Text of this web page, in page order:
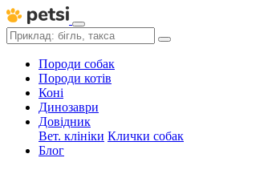
Породи собак
Породи котів
Коні
Динозаври
Довідник
Вет. клініки Клички собак
Блог